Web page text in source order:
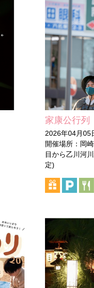
家康公行列
2026年04月05
開催場所：岡
目から乙川河
定)